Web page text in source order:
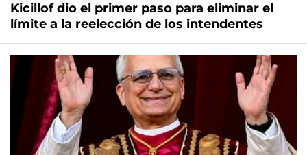
Kicillof dio el primer paso para eliminar el
límite a la reelección de los intendentes